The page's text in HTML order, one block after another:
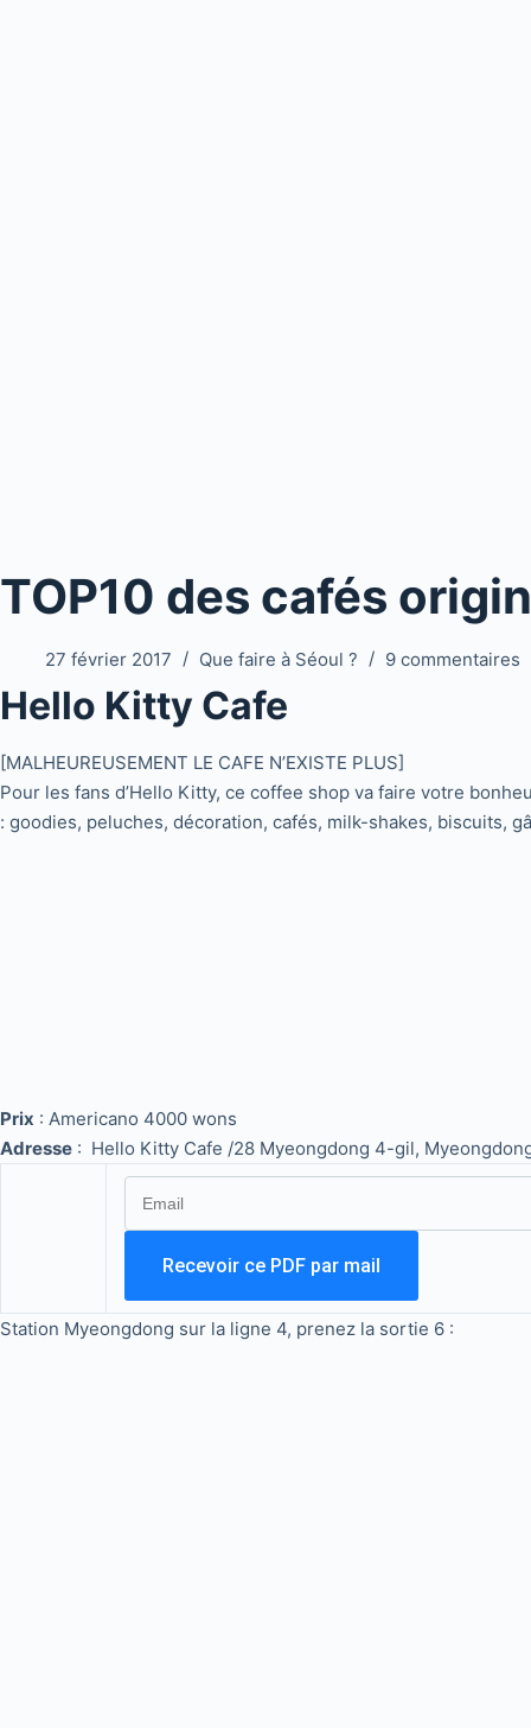
TOP10 des cafés
27 février 2017 Que faire à Séoul ? 9 commentaires
Hello Kitty Cafe
[MALHEUREUSEMENT LE CAFE N’EXISTE PLUS]
Pour les fans d’Hello Kitty, ce coffee shop va faire votre
: goodies, peluches, décoration, cafés, milk-shakes, biscuits,
Prix : Americano 4000 wons
Adresse : Hello Kitty Cafe /28 Myeongdong 4-gil,
Station Myeongdong sur la ligne 4, prenez la sortie 6 :